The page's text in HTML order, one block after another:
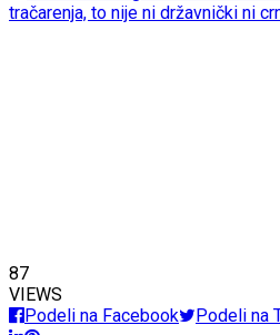
87
VIEWS
Podeli na Facebook
Podeli na